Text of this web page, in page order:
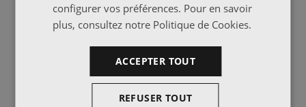
configurer vos préférences. Pour en savoir
plus, consultez notre Politique de Cookies.
ACCEPTER TOUT
REFUSER TOUT